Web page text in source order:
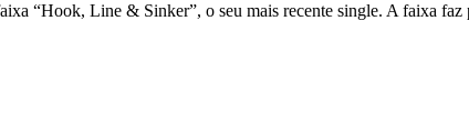
“Hook, Line & Sinker”, o seu mais recente single. A faixa faz